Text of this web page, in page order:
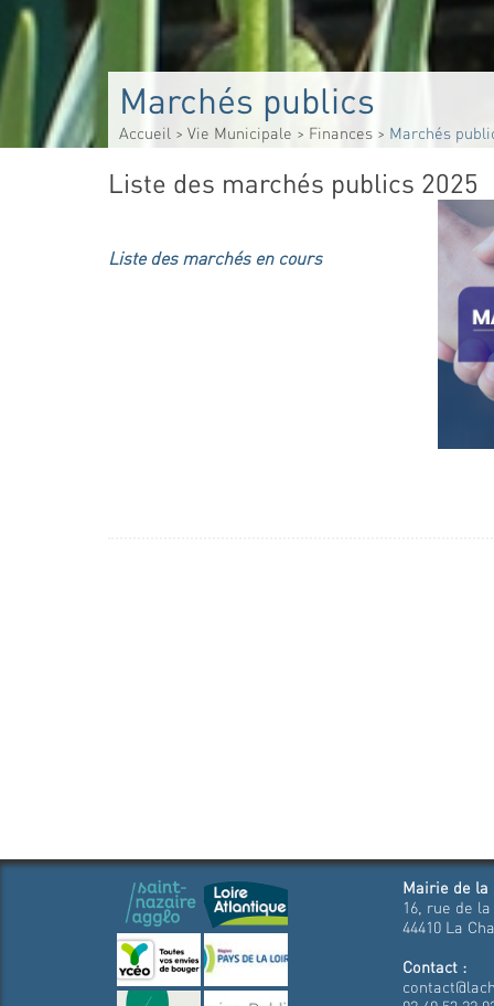
Marchés publics
Accueil > Vie Municipale > Finances> Marchés
Liste des marchés publics 2025
Liste des marchés en cours
Mairie de la
16, rue de
44410 La
Contact :